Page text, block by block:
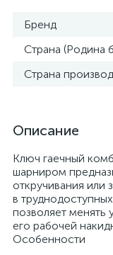
Бренд
Страна (Родина
Страна
Описание
Ключ гаечный
шарниром
откручивания или
в
позволяет менять
его рабочей
Особенности